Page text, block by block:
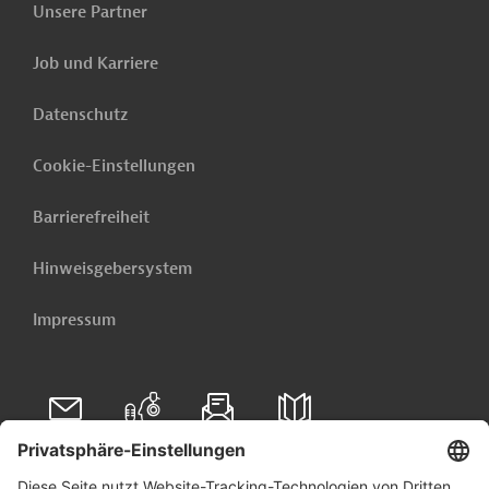
Unsere Partner
Job und Karriere
Datenschutz
Cookie-Einstellungen
Barrierefreiheit
Hinweisgebersystem
Impressum